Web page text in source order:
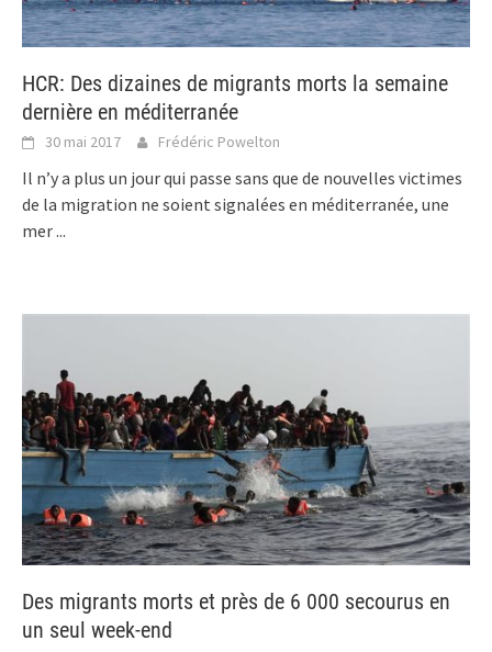
HCR: Des dizaines de migrants morts la semaine
dernière en méditerranée
30 mai 2017 Frédéric Powelton
Il n’y a plus un jour qui passe sans que de nouvelles victimes
de la migration ne soient signalées en méditerranée, une
mer...
Des migrants morts et près de 6 000 secourus en
un seul week-end